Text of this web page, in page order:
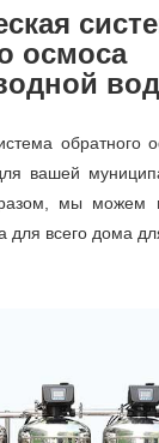
осмоса
обратного
вашей
мы можем
для всего дома